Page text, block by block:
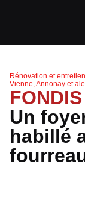
Rénovation et
Vienne, Annonay et
FONDIS
Un
habillé